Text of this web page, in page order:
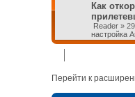
Как
Reader»
настройка
Перейти к